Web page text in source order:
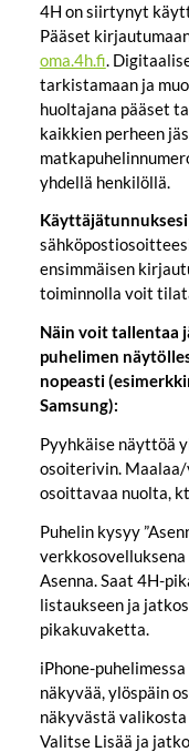
4H on siirtynyt
Pääset
oma.4h.fi .
tarkistamaan ja
huoltajana pääset
kaikkien perheen
yhdellä henkilöllä.
Käyttäjätunnuksesi
ensimmäisen
toiminnolla voit
Näin voit tallentaa
puhelimen
nopeasti
Samsung):
Pyyhkäise näyttöä
osoiterivin.
osoittavaa nuolta,
Puhelin kysyy
verkkosovelluksena
Asenna. Saat 4H-
listaukseen ja
pikakuvaketta.
iPhone-
näkyvää, ylöspäin
näkyvästä
Valitse Lisää ja